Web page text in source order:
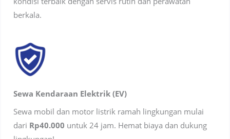
berkala.
Sewa Kendaraan Elektrik (EV)
Sewa mobil dan motor listrik ramah lingkungan mulai
dari Rp40.000 untuk 24 jam. Hemat biaya dan dukung